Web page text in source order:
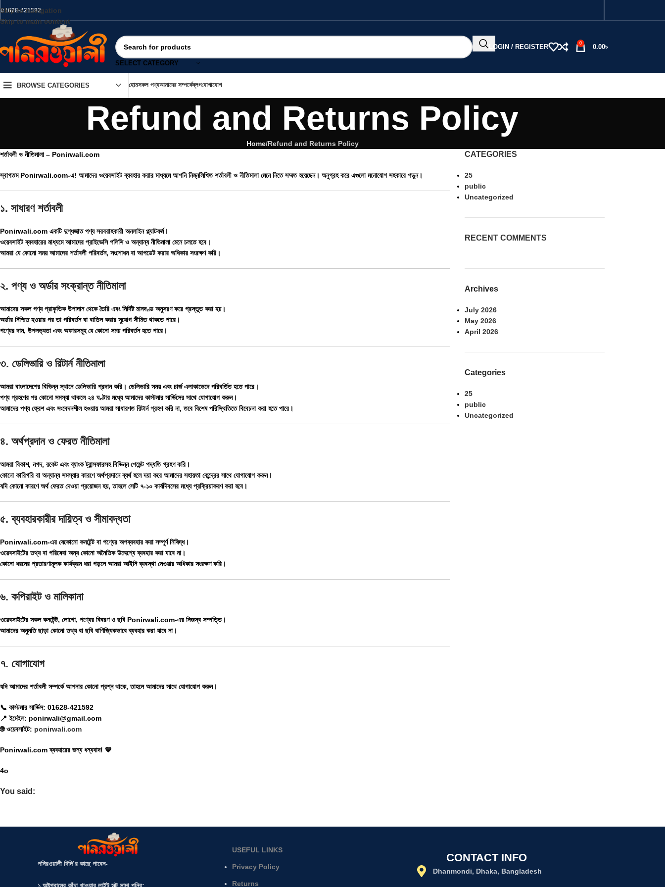
Skip to navigation
Skip to main content
01628-421592
SELECT CATEGORY
LOGIN / REGISTER
0
0.00৳
BROWSE CATEGORIES হোমসকল পণ্যআমাদের সম্পর্কেব্লগযোগাযোগ
Refund and Returns Policy
Home Refund and Returns Policy
শর্তাবলী ও নীতিমালা – Ponirwali.com
স্বাগতম Ponirwali.com-এ! আমাদের ওয়েবসাইট ব্যবহার করার মাধ্যমে আপনি নিম্নলিখিত শর্তাবলী ও নীতিমালা মেনে নিতে সম্মত হয়েছেন। অনুগ্রহ করে এগুলো মনোযোগ সহকারে পড়ুন।
১. সাধারণ শর্তাবলী
Ponirwali.com একটি দুগ্ধজাত পণ্য সরবরাহকারী অনলাইন প্ল্যাটফর্ম।
ওয়েবসাইট ব্যবহারের মাধ্যমে আমাদের প্রাইভেসি পলিসি ও অন্যান্য নীতিমালা মেনে চলতে হবে।
আমরা যে কোনো সময় আমাদের শর্তাবলী পরিবর্তন, সংশোধন বা আপডেট করার অধিকার সংরক্ষণ করি।
২. পণ্য ও অর্ডার সংক্রান্ত নীতিমালা
আমাদের সকল পণ্য প্রাকৃতিক উপাদান থেকে তৈরি এবং নির্দিষ্ট মানদণ্ড অনুসরণ করে প্রস্তুত করা হয়।
অর্ডার নিশ্চিত হওয়ার পর তা পরিবর্তন বা বাতিল করার সুযোগ সীমিত থাকতে পারে।
পণ্যের দাম, উপলভ্যতা এবং অফারসমূহ যে কোনো সময় পরিবর্তন হতে পারে।
৩. ডেলিভারি ও রিটার্ন নীতিমালা
আমরা বাংলাদেশের বিভিন্ন স্থানে ডেলিভারি প্রদান করি। ডেলিভারি সময় এবং চার্জ এলাকাভেদে পরিবর্তিত হতে পারে।
পণ্য গ্রহণের পর কোনো সমস্যা থাকলে ২৪ ঘণ্টার মধ্যে আমাদের কাস্টমার সার্ভিসের সাথে যোগাযোগ করুন।
আমাদের পণ্য ফ্রেশ এবং সংবেদনশীল হওয়ায় আমরা সাধারণত রিটার্ন গ্রহণ করি না, তবে বিশেষ পরিস্থিতিতে বিবেচনা করা হতে পারে।
৪. অর্থপ্রদান ও ফেরত নীতিমালা
আমরা বিকাশ, নগদ, রকেট এবং ব্যাংক ট্রান্সফারসহ বিভিন্ন পেমেন্ট পদ্ধতি গ্রহণ করি।
কোনো কারিগরি বা অন্যান্য সমস্যার কারণে অর্থপ্রদানে ব্যর্থ হলে দয়া করে আমাদের সহায়তা কেন্দ্রের সাথে যোগাযোগ করুন।
যদি কোনো কারণে অর্থ ফেরত দেওয়া প্রয়োজন হয়, তাহলে সেটি ৭-১০ কার্যদিবসের মধ্যে প্রক্রিয়াকরণ করা হবে।
৫. ব্যবহারকারীর দায়িত্ব ও সীমাবদ্ধতা
Ponirwali.com-এর যেকোনো কনটেন্ট বা পণ্যের অপব্যবহার করা সম্পূর্ণ নিষিদ্ধ।
ওয়েবসাইটের তথ্য বা পরিষেবা অন্য কোনো অনৈতিক উদ্দেশ্যে ব্যবহার করা যাবে না।
কোনো ধরনের প্রতারণামূলক কার্যক্রম ধরা পড়লে আমরা আইনি ব্যবস্থা নেওয়ার অধিকার সংরক্ষণ করি।
৬. কপিরাইট ও মালিকানা
ওয়েবসাইটের সকল কনটেন্ট, লোগো, পণ্যের বিবরণ ও ছবি Ponirwali.com-এর নিজস্ব সম্পত্তি।
আমাদের অনুমতি ছাড়া কোনো তথ্য বা ছবি বাণিজ্যিকভাবে ব্যবহার করা যাবে না।
৭. যোগাযোগ
যদি আমাদের শর্তাবলী সম্পর্কে আপনার কোনো প্রশ্ন থাকে, তাহলে আমাদের সাথে যোগাযোগ করুন।
📞 কাস্টমার সার্ভিস: 01628-421592
📍ইমেইল: ponirwali@gmail.com
🌐ওয়েবসাইট: ponirwali.com
Ponirwali.com ব্যবহারের জন্য ধন্যবাদ! 💙
4o
You said:
CATEGORIES
25
public
Uncategorized
RECENT COMMENTS
Archives
July 2026
May 2026
April 2026
Categories
25
public
Uncategorized
পনিরওয়ালী দিদি’র কাছে পাবেন-
USEFUL LINKS
Privacy Policy
Returns
CONTACT INFO
Dhanmondi, Dhaka, Bangladesh